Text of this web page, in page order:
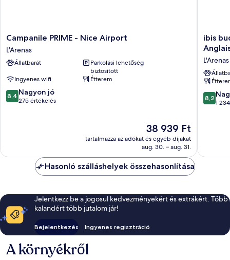
Campanile
PRIME
-
Nice
L'Arenas
Campanile PRIME - Nice Airport
L'Arenas
Állatbarát
Parkolási lehetőség
biztosított
Ingyenes wifi
Étterem
8.4
ennyiből:
8,4 Nagyon jó
275 értékelés
Az
ár
38 939 Ft
38 939 Ft
tartalmazza az adókat és egyéb díjakat
aug. 30. – aug. 31.
ibis
budget
Nice
des
Anglais
L'Arenas
ibis
L'Arenas
8.2
8,2
1
Hasonló szálláshelyek összehasonlítása
Jelentkezz be a jogosul kedvezményekért és extrákért. Több
kalandért több jutalom jár!
Bejelentkezés Ingyenes regisztráció
A környékről